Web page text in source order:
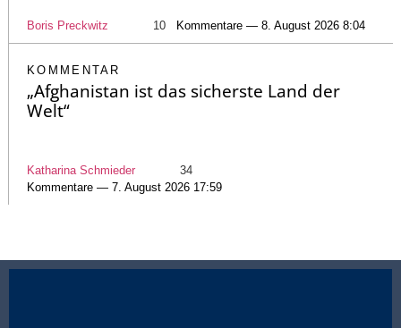
Boris Preckwitz 10 Kommentare — 8. August 2026 8:04
KOMMENTAR
„Afghanistan ist das sicherste Land der
Welt“
Katharina Schmieder
34
Kommentare — 7. August 2026 17:59